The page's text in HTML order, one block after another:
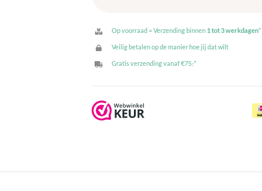
-
Zand
Op voorraad = Verzending binnen 1 tot 3 werkdagen*
Veilig betalen op de manier hoe jij dat wilt
Gratis verzending vanaf €75,-*